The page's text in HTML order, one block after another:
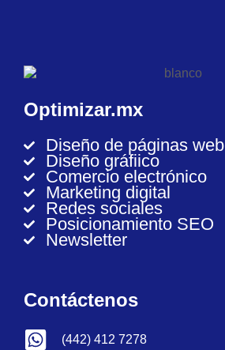
Optimizar.mx
Diseño de páginas web
Diseño gráfiico
Comercio electrónico
Marketing digital
Redes sociales
Posicionamiento SEO
Newsletter
Contáctenos
(442) 412 7278